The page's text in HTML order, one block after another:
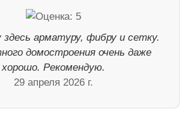
здесь арматуру, фибру и сетку.
домостроения очень даже
хорошо. Рекомендую.
29 апреля 2026 г.